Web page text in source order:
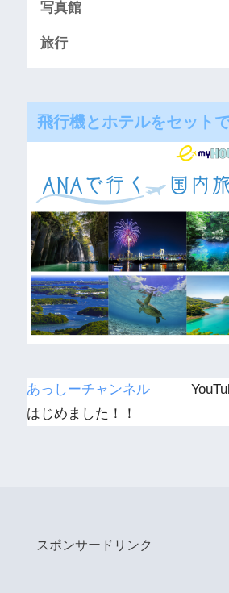
写真館
旅行
飛行機とホテルをセット
あっしーチャンネル
はじめました！！
スポンサードリンク